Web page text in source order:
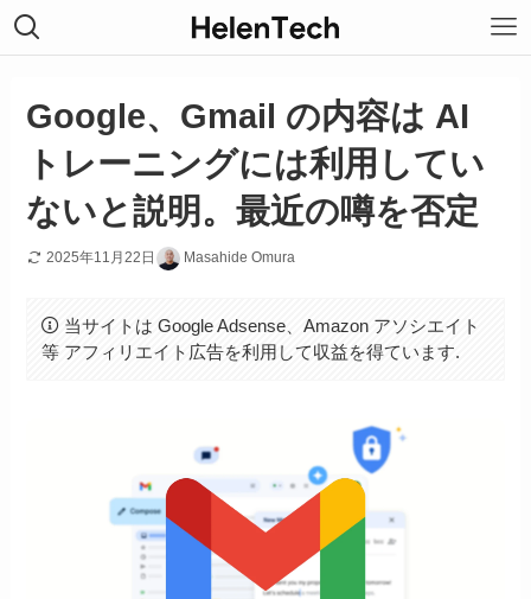
Google、Gmail の内容は AI
トレーニングには利用してい
ないと説明。最近の噂を否定
2025年11月22日 Masahide Omura
当サイトは Google Adsense、Amazon アソシエイト
等 アフィリエイト広告を利用して収益を得ています.